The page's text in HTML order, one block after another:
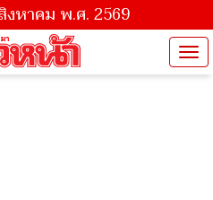
หาคม พ.ศ. 2569